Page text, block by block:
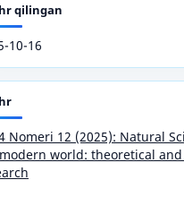
qilingan
10-16
Nomeri 12 (2025): Natural
world: theoretical